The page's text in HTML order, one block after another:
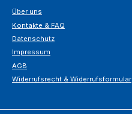
Über uns
Kontakte & FAQ
Datenschutz
Impressum
AGB
Widerrufsrecht & Widerrufsformular